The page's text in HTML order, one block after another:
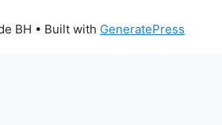
BH • Built with GeneratePress